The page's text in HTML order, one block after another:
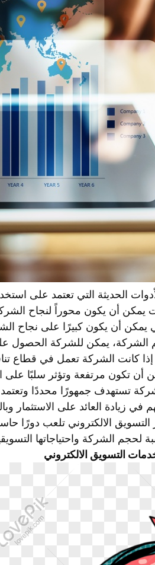
الحديثة التي تعتمد على
يمكن أن يكون محوراً لنجاح
يمكن أن يكون كبيرًا على نجاح
الشركة، يمكن للشركة الحصول
إذا كانت الشركة تعمل في قطاع
أن تكون مرتفعة وتؤثر سلبًا على
تستهدف جمهورًا محددًا
زيادة العائد على الاستثمار
التسويق الالكتروني تلعب دورًا
الشركة واحتياجاتها
التسويق الالكتروني